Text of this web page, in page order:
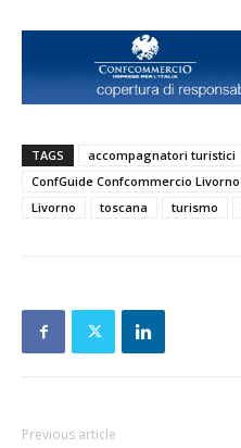
TAGS accompagnatori turistici
ConfGuide Confcommercio Livorno
Livorno
toscana turismo
Previous article